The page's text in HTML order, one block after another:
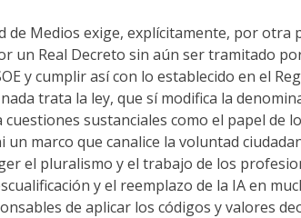
de Medios exige, explícitamente, por
un Real Decreto sin aún ser tramitado
y cumplir así con lo establecido en el
trata la ley, que sí modifica la
sustanciales como el papel
marco que canalice la voluntad
el pluralismo y el trabajo de los
y el reemplazo de la IA en
de aplicar los códigos y valores